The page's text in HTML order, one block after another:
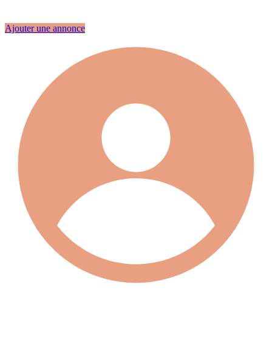
Ajouter une annonce